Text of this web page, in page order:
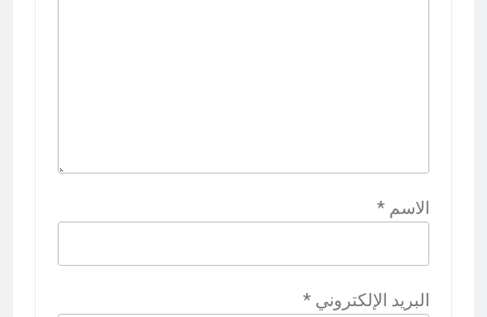
الاسم *
البريد الإلكتروني *